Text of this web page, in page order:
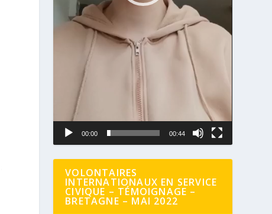
00:00 00:44
VOLONTAIRES
INTERNATIONAUX EN SERVICE
CIVIQUE – TÉMOIGNAGE –
BRETAGNE – MAI 2022